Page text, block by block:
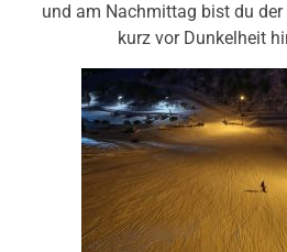
und am Nachmittag bist du
kurz vor Dunkelheit